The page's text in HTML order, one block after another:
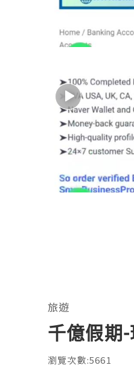
旅遊
千億假期
瀏覽次數:5661